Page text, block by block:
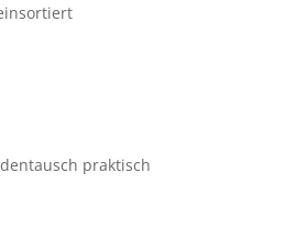
praktisch